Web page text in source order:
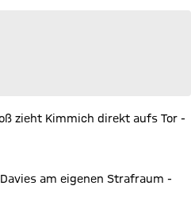
zieht Kimmich direkt aufs Tor -
am eigenen Strafraum -